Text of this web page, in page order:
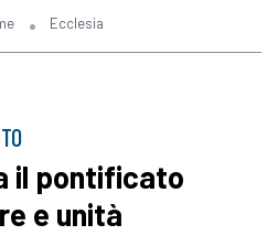
Ecclesia
il pontificato
e unità